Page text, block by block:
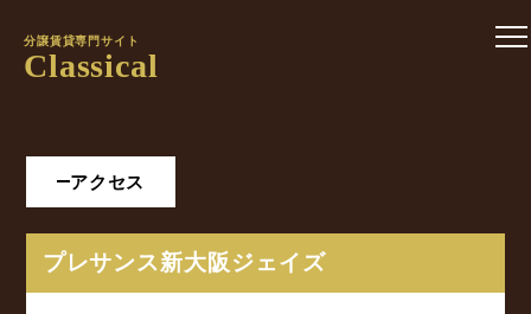
分譲賃貸専門サイト
Classical
アクセス
プレサンス新大阪ジェイズ